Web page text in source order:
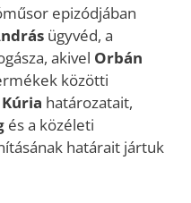
epizódjában
ügyvéd, a
akivel Orbán
közötti
Kúria határozatait,
és a közéleti
határait jártuk